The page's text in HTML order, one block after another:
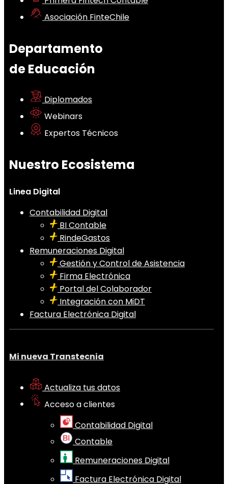
Asociación FinteChile
Departamento
de Educación
Diplomados
Webinars
Expertos Técnicos
Nuestro Ecosistema
Linea Digital
Contabilidad Digital
BI Contable
RindeGastos
Remuneraciones Digital
Gestión y Control de Asistencia
Firma Electrónica
Portal del Colaborador
Integración con MiDT
Factura Electrónica Digital
Mi nueva Transtecnia
Actualiza tus datos
Acceso a clientes
Contabilidad Digital
Contable
Remuneraciones Digital
Factura Electrónica Digital